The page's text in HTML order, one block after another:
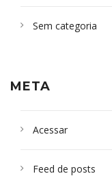
Sem categoria
META
Acessar
Feed de posts